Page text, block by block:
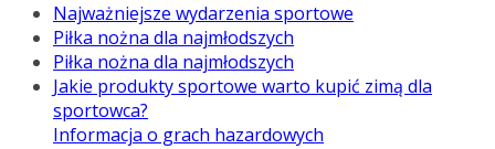
Najważniejsze wydarzenia sportowe
Piłka nożna dla najmłodszych
Piłka nożna dla najmłodszych
Jakie produkty sportowe warto kupić zimą dla
sportowca?
Informacja o grach hazardowych